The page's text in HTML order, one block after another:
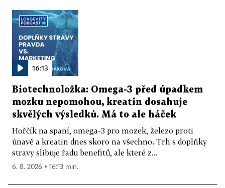
16:13
Biotechnoložka: Omega-3 před úpadkem
mozku nepomohou, kreatin dosahuje
skvělých výsledků. Má to ale háček
Hořčík na spaní, omega-3 pro mozek, železo proti
únavě a kreatin dnes skoro na všechno. Trh s doplňky
stravy slibuje řadu benefitů, ale které z...
6. 8. 2026 ▪ 16:13 min.